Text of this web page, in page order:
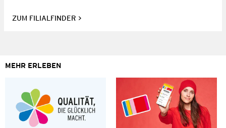
ZUM FILIALFINDER
MEHR ERLEBEN